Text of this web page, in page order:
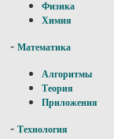
Физика
Химия
- Математика
Алгоритмы
Теория
Приложения
- Технология